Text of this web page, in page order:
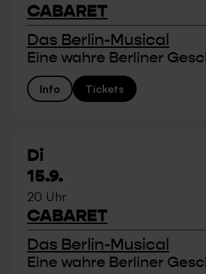
CABARET
Das Berlin-Musical
Eine wahre Berliner
Info Tickets
Di
15.9.
20 Uhr
CABARET
Das Berlin-Musical
Eine wahre Berliner